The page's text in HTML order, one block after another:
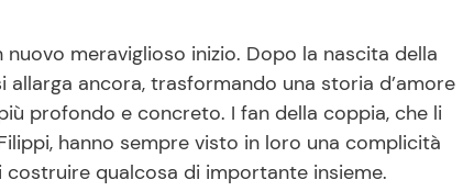
meraviglioso inizio. Dopo la nascita della
allarga ancora, trasformando una storia d’amore
profondo e concreto. I fan della coppia, che li
hanno sempre visto in loro una complicità
qualcosa di importante insieme.